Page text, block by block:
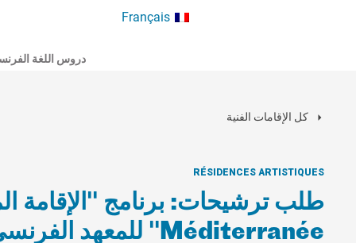
Français
دروس اللغة
كل الإقامات الفنية
RÉSIDENCES ARTISTIQUES